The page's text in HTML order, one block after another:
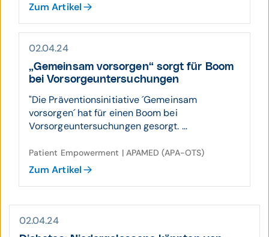
Zum Artikel
02.04.24
„Gemein­sam vorsorgen“ sorgt für Boom
bei Vorsorge­unter­suchungen
"Die Präventionsinitiative ´Gemeinsam
vorsorgen´ hat für einen Boom bei
Vorsorgeuntersuchungen gesorgt. ...
Patient Empowerment | APAMED (APA-OTS)
Zum Artikel
02.04.24